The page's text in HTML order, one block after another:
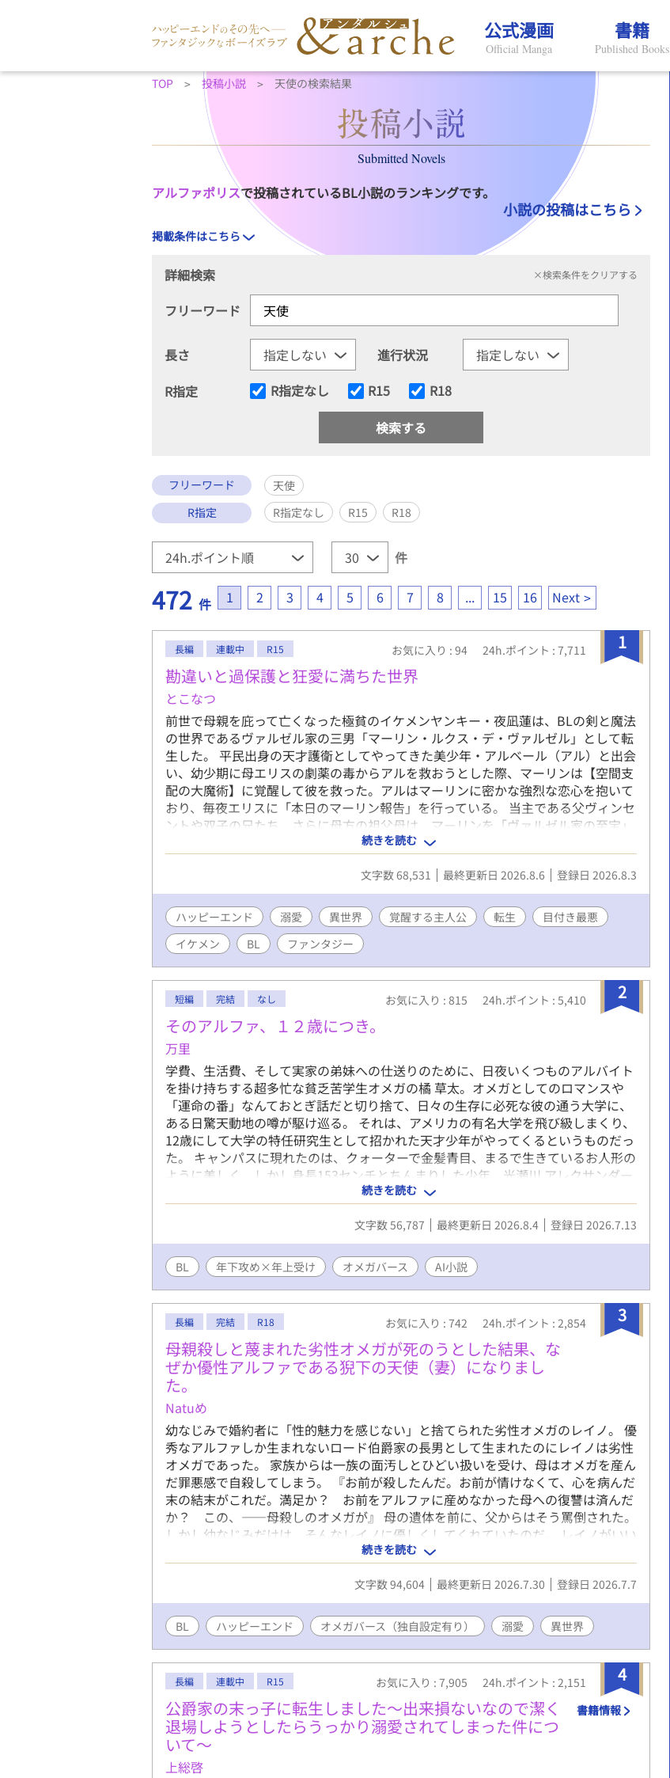
公式漫画
Official Manga
書籍
Published Books
TOP 投稿小説 天使の検索結果
Submitted Novels
アルファポリスで投稿されているBL小説のランキングです。
小説の投稿はこちら
掲載条件はこちら
詳細検索 ×検索条件をクリアする
フリーワード
長さ
進行状況
R指定
R指定なし R15 R18
フリーワード
天使
R指定
R指定なし R15 R18
件
472 件 1 2 3 4 5 6 7 8 ... 15 16 Next
1
長編 連載中 R15 お気に入り : 94 24h.ポイント : 7,711
勘違いと過保護と狂愛に満ちた世界
とこなつ
前世で母親を庇って亡くなった極貧のイケメンヤンキー・夜凪蓮は、BLの剣と魔法
の世界であるヴァルゼル家の三男「マーリン・ルクス・デ・ヴァルゼル」として転
生した。 平民出身の天才護衛としてやってきた美少年・アルベール（アル）と出会
い、幼少期に母エリスの劇薬の毒からアルを救おうとした際、マーリンは【空間支
配の大魔術】に覚醒して彼を救った。アルはマーリンに密かな強烈な恋心を抱いて
おり、毎夜エリスに「本日のマーリン報告」を行っている。 当主である父ヴィンセ
ントや双子の兄たち、さらに母方の祖父母は、マーリンを「ヴァルゼル家の至宝」
「天使」と呼び、過剰なまでの溺愛を注いでいる。しかし、中身がビビりな小心者
であるマーリンは、その重すぎるプレッシャーに日々怯え、憂鬱を感じていた。 歴
史や一族の家系図を学ぶ中、マーリンは母エリスの名前からミドルネーム「ルク
ス」が抜けていることに気づく。母が冷遇されているという壮大な勘違いをしたマ
ーリンは、ショックのあまり発作的に魔力を暴走させるが、アルに鎮められる。翌
日、納得がいかないまま魔力切れと疲労により自室で寝込み、母への想いを巡らせ
ている。
続きを読む
文字数 68,531 最終更新日 2026.8.6 登録日 2026.8.3
ハッピーエンド 溺愛 異世界 覚醒する主人公 転生
目付き最悪
イケメン
BL ファンタジー
2
短編 完結 なし お気に入り : 815 24h.ポイント : 5,410
そのアルファ、１２歳につき。
万里
学費、生活費、そして実家の弟妹への仕送りのために、日夜いくつものアルバイト
を掛け持ちする超多忙な貧乏苦学生オメガの橘 草太。オメガとしてのロマンスや
「運命の番」なんておとぎ話だと切り捨て、日々の生存に必死な彼の通う大学に、
ある日驚天動地の噂が駆け巡る。 それは、アメリカの有名大学を飛び級しまくり、
12歳にして大学の特任研究生として招かれた天才少年がやってくるというものだっ
た。 キャンパスに現れたのは、クォーターで金髪青目、まるで生きているお人形の
ように美しく、しかし身長153センチとちんまりした少年、光瀬川 アレクサンダー
レオ。 大人の教授たちを相手に生意気に指図するレオだったが、草太を見た瞬間に
「運命の番」だと確信し、感情を昂らせて猛烈なプロポーズを敢行する。 しかし、
毎日の過労と安物の抑制剤のせいで感覚がバカになっている草太は、アルファであ
るレオのフェロモンを完全にスルー。「一生懸命背伸びしてプロポーズごっこをし
ている可愛い子供」と完全に勘違いし、みかんジュースを握らせて頭をよしよしと
撫でまわしてしまう。 子供扱いされて耳まで真っ赤にして悔しがるレオと、別世界
のお坊ちゃまの戯れ言だと全く相手にしない草太。あまりにも噛み合わない二人の
「運命」が、ここから動き出す——。 ■ キャラクター紹介 橘 草太（たちばな そう
た） / 20歳 オメガ 身長173cm。すっきりとした長身だが、働きすぎで少し細
身。 両親はベータで、突然変異のようにオメガとして生まれた。実家が貧しいた
め、奨学金、自身の生活費、弟妹への仕送りのためにスケジュールアプリがカラフ
ルに埋まるほどバイトを掛け持ちしている。病院の抑制剤を買う余裕がなく、市販
の安物で誤魔化しているため感覚が鈍い。 素朴で親しみやすく、健気で面倒見がい
いお兄ちゃん気質。経済的な余裕のなさから、恋愛や運命に対しては非常に現実的
（冷めている）。 光瀬川 アレクサンダー レオ（みつせがわ あれくさんだー れお）
/ 12歳 アルファ 身長153cm。金髪青目のクォーターで、天使やお人形のような美
少年。 日本最高峰の富と権力を持つ「光瀬川財団」の御曹司。アメリカの大学を飛
び級し、日本の大学へ「特任研究生（教授補佐）」としてやってきた超天才児。 基
本は大人びていて冷徹、傲慢なまでの自信家。しかし草太の前では、子供扱いされ
てムキになったり、独占欲や嫉妬でヤキキモキしたりと、年相応の可愛らしい一面
（と、将来の大物スパダリの片鱗）を見せる。
続きを読む
文字数 56,787 最終更新日 2026.8.4 登録日 2026.7.13
BL 年下攻め×年上受け オメガバース AI小説
3
長編 完結 R18 お気に入り : 742 24h.ポイント : 2,854
母親殺しと蔑まれた劣性オメガが死のうとした結果、な
ぜか優性アルファである猊下の天使（妻）になりまし
た。
Natuめ
幼なじみで婚約者に「性的魅力を感じない」と捨てられた劣性オメガのレイノ。 優
秀なアルファしか生まれないロード伯爵家の長男として生まれたのにレイノは劣性
オメガであった。 家族からは一族の面汚しとひどい扱いを受け、母はオメガを産ん
だ罪悪感で自殺してしまう。 『お前が殺したんだ。お前が情けなくて、心を病んだ
末の結末がこれだ。満足か？ お前をアルファに産めなかった母への復讐は済んだ
か？ この、——母殺しのオメガが』 母の遺体を前に、父からはそう罵倒された。
しかし幼なじみだけは、そんなレイノに優しくしてくれていたのだ。 レイノがいい
とすら言ってくれていたのに。 彼の隣には、美しいオメガがいた。 「だからごめ
ん、別れてくれ。……番いたいオメガが他にできたんだ」 年老いたアルファに売ら
れるくらいならと、自ら命を断とうとしたレイノ。 そんなレイノを救ったのは、優
性アルファのライアスだった。 「人が落ちてくるとは思わなかったな。…………君
はもしかして、天使なのかな？」 レイノを俺の天使と呼び、伯爵家から連れ出して
くれたライアス。 しかしライアスにも目的があった。 子どもを残したくないライ
アスにとって、子どものできにくいオメガであるレイノは都合がよかったのだ。 お
互いを利用する目的で結婚をし夫婦となった二人だったが、ライアスのそばに優性
オメガが現れて…。 劣性オメガであることに強いコンプレックスを持っているレイ
ノの心は徐々に焦り始める。 さらにはライアスへの恋心も自覚しはじめた時に、レ
イノははじめてのヒートを迎える。 ライアスにだけはバレたくないと必死に隠そう
としたレイノだったが…！？ 母殺しと責められ続け自ら命を断とうとしたオメガ
が、愛する人との間に子どもを授かり母となる物語。
続きを読む
文字数 94,604 最終更新日 2026.7.30 登録日 2026.7.7
BL ハッピーエンド オメガバース（独自設定有り） 溺愛 異世界
4
長編 連載中 R15 お気に入り : 7,905 24h.ポイント : 2,151
公爵家の末っ子に転生しました〜出来損ないなので潔く
退場しようとしたらうっかり溺愛されてしまった件につ
いて〜
上総啓
書籍情報